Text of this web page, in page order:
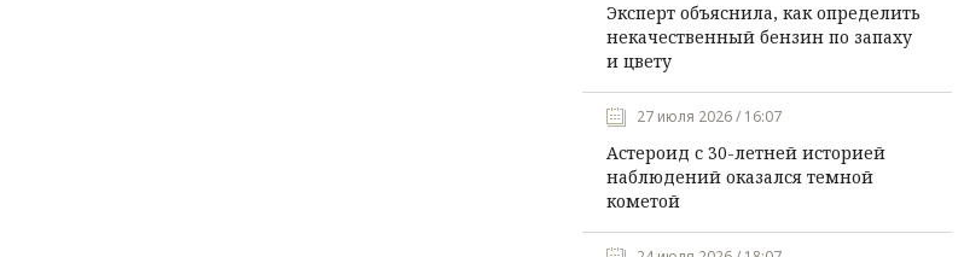
Эксперт объяснила, как определить
некачественный бензин по запаху
и цвету
27 июля 2026 / 16:07
Астероид с 30-летней историей
наблюдений оказался темной
кометой